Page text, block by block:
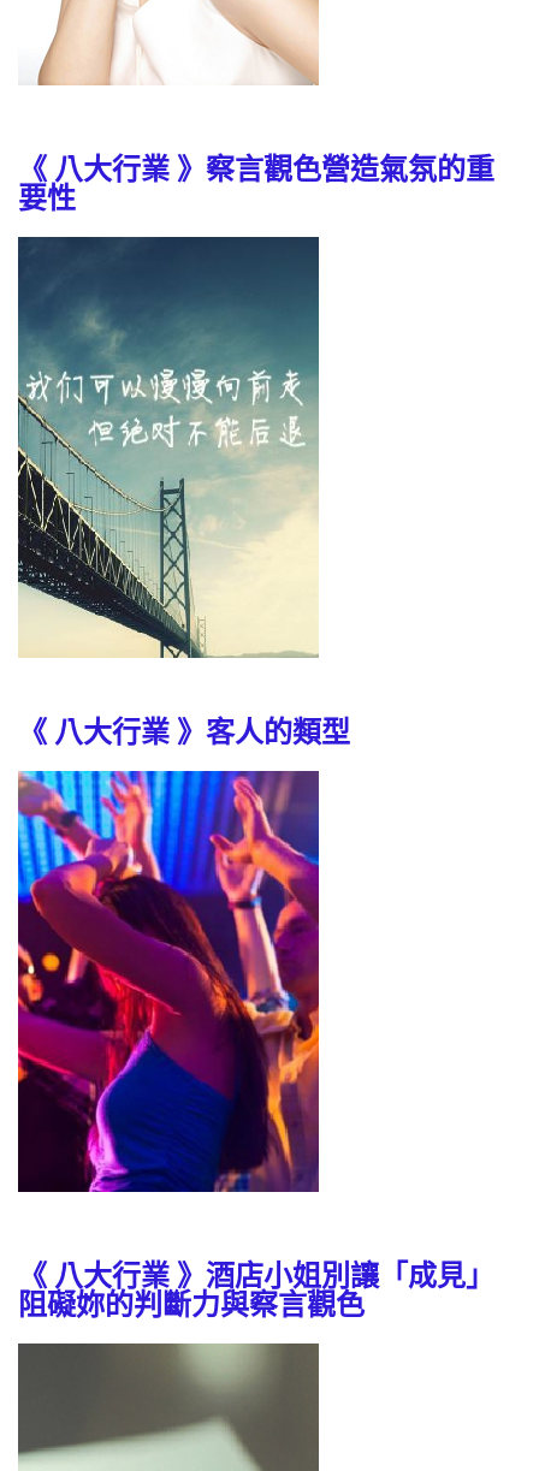
《 八大行業 》察言觀色營造氣氛的重
要性
《 八大行業 》客人的類型
《 八大行業 》酒店小姐別讓「成見」
阻礙妳的判斷力與察言觀色